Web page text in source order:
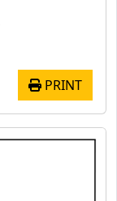
PRINT